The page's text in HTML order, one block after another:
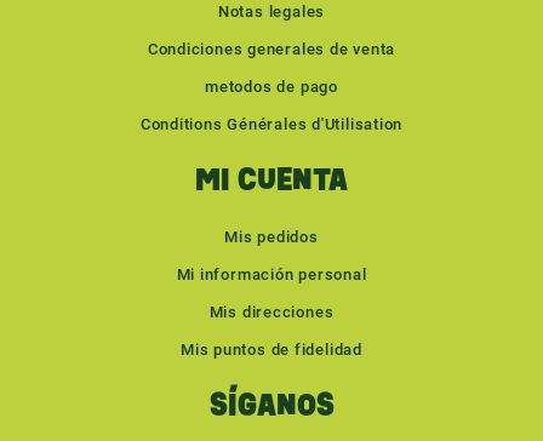
Notas legales
Condiciones generales de venta
metodos de pago
Conditions Générales d'Utilisation
MI CUENTA
Mis pedidos
Mi información personal
Mis direcciones
Mis puntos de fidelidad
SÍGANOS